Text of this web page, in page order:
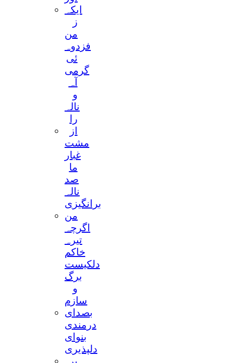
ایکہ
ز
من
فزدوہ
ئی
گرمی
آہ
و
نالہ
را
از
مشت
غبار
ما
صد
نالہ
برانگیزی
من
اگرچہ
تیرہ
خاکم
دلکیست
برگ
و
سازم
بصدای
درمندی
بنوای
دلپذیری